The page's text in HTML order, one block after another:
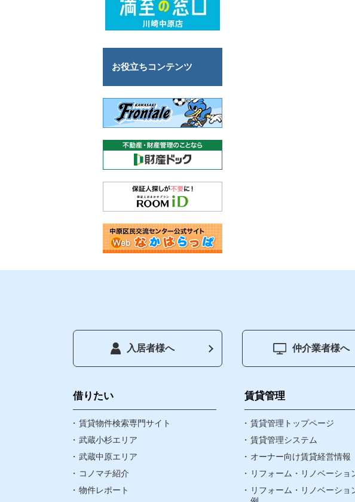
トップページ
借りたい
お気に入り物件
閲覧履歴
町名検索
賃
資
な
お役立ちコンテンツ
入居者様へ 仲介業者様へ
借りたい
賃貸物件検索専門サイト
武蔵小杉エリア
武蔵中原エリア
コノマチ紹介
物件レポート
賃貸管理
賃貸管理トップページ
賃貸管理システム
オーナー向け賃貸経営情報
リフォーム・リノベーショ
リフォーム・リノベーショ